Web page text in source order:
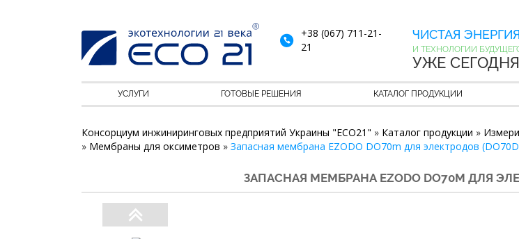
+38 (067) 711-21-
21
ЧИСТАЯ ЭНЕРГИЯ
И ТЕХНОЛОГИИ
УЖЕ СЕГОДНЯ
УСЛУГИ ГОТОВЫЕ РЕШЕНИЯ КАТАЛОГ ПРОДУКЦИИ
Консорциум инжиниринговых предприятий Украины "ECO21" » Каталог продукции »
» Мембраны для оксиметров » Запасная мембрана EZODO DO70m для электродов
ЗАПАСНАЯ МЕМБРАНА EZODO DO70M ДЛЯ